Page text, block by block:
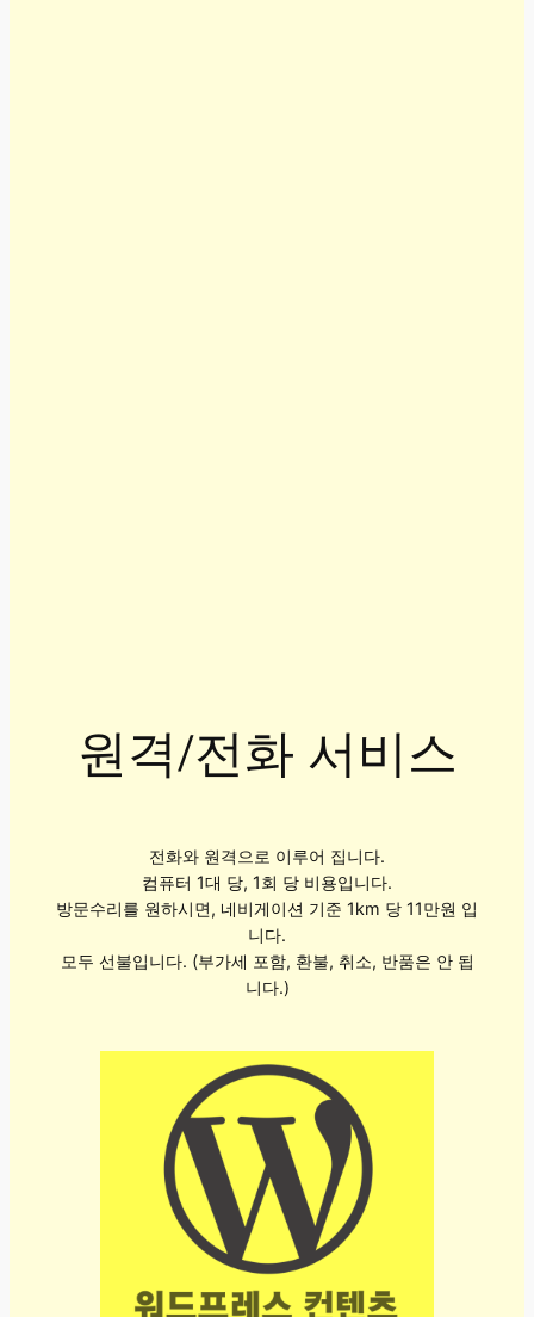
원격/전화 서비스
전화와 원격으로 이루어 집니다.
컴퓨터 1대 당, 1회 당 비용입니다.
방문수리를 원하시면, 네비게이션 기준 1km 당 11만원 입
니다.
모두 선불입니다. (부가세 포함, 환불, 취소, 반품은 안 됩
니다.)